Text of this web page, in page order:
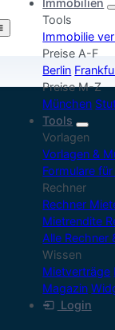
Immobilien
Tools
Immobilie
Preise A-F
Berlin
Preise M-Z
München
Tools
Vorlagen
Vorlagen &
Formulare
Rechner
Rechner
Mietrendite
Alle Rechner
Wissen
Mietverträge
Magazin
Login